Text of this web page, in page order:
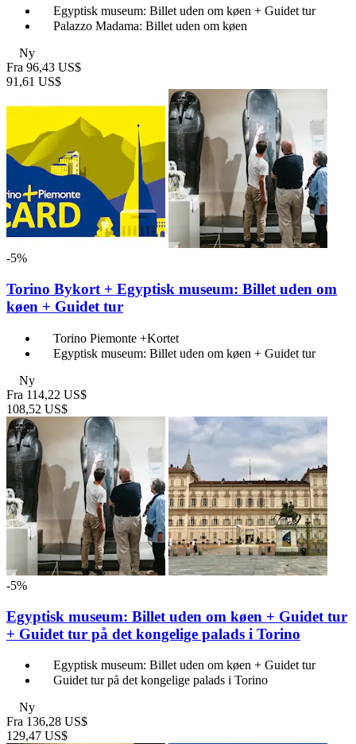
Egyptisk museum: Billet uden om køen + Guidet tur
Palazzo Madama: Billet uden om køen
Ny
Fra 96,43 US$
91,61 US$
-5%
Torino Bykort + Egyptisk museum: Billet uden om
køen + Guidet tur
Torino Piemonte +Kortet
Egyptisk museum: Billet uden om køen + Guidet tur
Ny
Fra 114,22 US$
108,52 US$
-5%
Egyptisk museum: Billet uden om køen + Guidet tur
+ Guidet tur på det kongelige palads i Torino
Egyptisk museum: Billet uden om køen + Guidet tur
Guidet tur på det kongelige palads i Torino
Ny
Fra 136,28 US$
129,47 US$